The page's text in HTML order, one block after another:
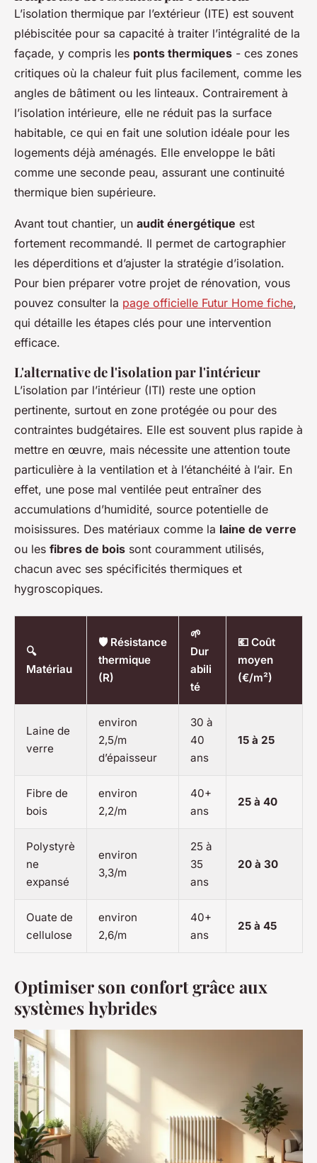
L’isolation thermique par l’extérieur (ITE) est souvent
plébiscitée pour sa capacité à traiter l’intégralité de la
façade, y compris les ponts thermiques - ces zones
critiques où la chaleur fuit plus facilement, comme les
angles de bâtiment ou les linteaux. Contrairement à
l’isolation intérieure, elle ne réduit pas la surface
habitable, ce qui en fait une solution idéale pour les
logements déjà aménagés. Elle enveloppe le bâti
comme une seconde peau, assurant une continuité
thermique bien supérieure.
Avant tout chantier, un audit énergétique est
fortement recommandé. Il permet de cartographier
les déperditions et d’ajuster la stratégie d’isolation.
Pour bien préparer votre projet de rénovation, vous
pouvez consulter la page officielle Futur Home fiche,
qui détaille les étapes clés pour une intervention
efficace.
L'alternative de l'isolation par l'intérieur
L’isolation par l’intérieur (ITI) reste une option
pertinente, surtout en zone protégée ou pour des
contraintes budgétaires. Elle est souvent plus rapide à
mettre en œuvre, mais nécessite une attention toute
particulière à la ventilation et à l’étanchéité à l’air. En
effet, une pose mal ventilée peut entraîner des
accumulations d’humidité, source potentielle de
moisissures. Des matériaux comme la laine de verre
ou les fibres de bois sont couramment utilisés,
chacun avec ses spécificités thermiques et
hygroscopiques.
🔍
Matériau
🛡️ Résistance
thermique
(R)
🌱
Dur
abili
té
💶 Coût
moyen
(€/m²)
Laine de
verre
environ
2,5/m
d’épaisseur
30 à
40
ans
15 à 25
Fibre de
bois
environ
2,2/m
40+
ans
25 à 40
Polystyrè
ne
expansé
environ
3,3/m
25 à
35
ans
20 à 30
Ouate de
cellulose
environ
2,6/m
40+
ans
25 à 45
Optimiser son confort grâce aux
systèmes hybrides